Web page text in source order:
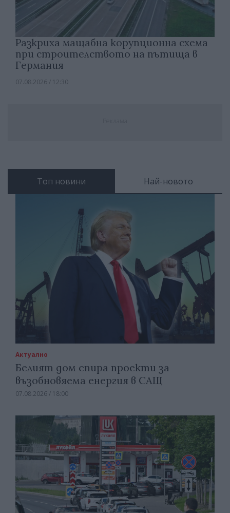
Разкриха мащабна корупционна схема
при строителството на пътища в
Германия
07.08.2026 / 12:30
Топ новини Най-новото
Актуално
Белият дом спира проекти за
възобновяема енергия в САЩ
07.08.2026 / 18:00